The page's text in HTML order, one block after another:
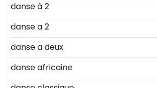
danse à 2
danse a 2
danse a deux
danse africaine